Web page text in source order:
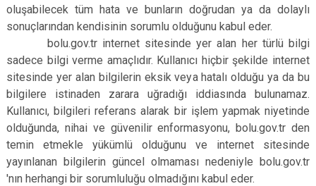
oluşabilecek tüm hata ve bunların doğrudan ya da dolaylı
sonuçlarından kendisinin sorumlu olduğunu kabul eder.
bolu.gov.tr internet sitesinde yer alan her türlü bilgi
sadece bilgi verme amaçlıdır. Kullanıcı hiçbir şekilde internet
sitesinde yer alan bilgilerin eksik veya hatalı olduğu ya da bu
bilgilere istinaden zarara uğradığı iddiasında bulunamaz.
Kullanıcı, bilgileri referans alarak bir işlem yapmak niyetinde
olduğunda, nihai ve güvenilir enformasyonu, bolu.gov.tr den
temin etmekle yükümlü olduğunu ve internet sitesinde
yayınlanan bilgilerin güncel olmaması nedeniyle bolu.gov.tr
'nın herhangi bir sorumluluğu olmadığını kabul eder.